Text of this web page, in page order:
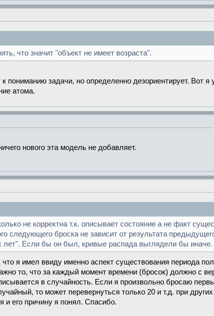
что значит "объект не имеет возраста".
пониманию задачи, но определенно дезориентирует. Вот
атома.
нового эта модель не добавляет.
не корректна т.к. описывает состояние а не факт
следующего броска не зависит от результата
лет". Если бы он был, кривые распада выглядели бы иначе.
я имел ввиду именно аспект существования периода
то, что за каждый момент времени (бросок) должно с
в случайность. Если я произвольно бросаю
то может перевернуться только 20 и т.д. при
и его причину я понял. Спасибо.